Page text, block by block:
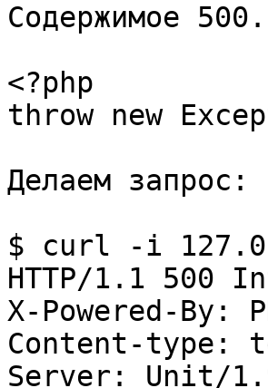
Содержимое
<?php
throw new
Делаем запрос:
$ curl -i
HTTP/1.1 500
X-Powered-By:
Content-type:
Server: Unit/